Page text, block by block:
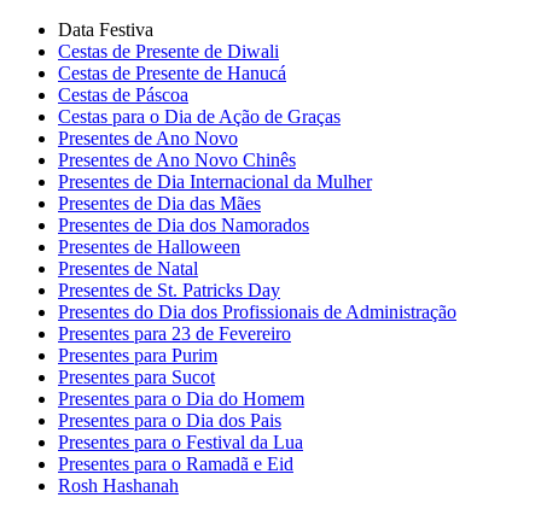
Data Festiva
Cestas de Presente de Diwali
Cestas de Presente de Hanucá
Cestas de Páscoa
Cestas para o Dia de Ação de Graças
Presentes de Ano Novo
Presentes de Ano Novo Chinês
Presentes de Dia Internacional da Mulher
Presentes de Dia das Mães
Presentes de Dia dos Namorados
Presentes de Halloween
Presentes de Natal
Presentes de St. Patricks Day
Presentes do Dia dos Profissionais de Administração
Presentes para 23 de Fevereiro
Presentes para Purim
Presentes para Sucot
Presentes para o Dia do Homem
Presentes para o Dia dos Pais
Presentes para o Festival da Lua
Presentes para o Ramadã e Eid
Rosh Hashanah